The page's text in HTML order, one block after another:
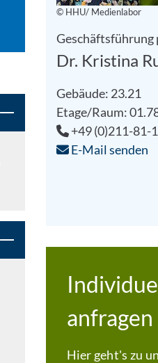
© HHU/ Medienlabor
Geschäftsführung
Dr. Kristina
Gebäude: 23.21
Etage/Raum:
+49 (0)211-81-
E-Mail senden
anfragen
Hier geht's zu